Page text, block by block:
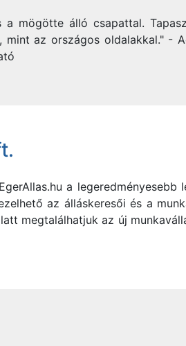
mögötte álló csapattal.
az országos oldalakkal." -
a
az álláskeresői és a
megtalálhatjuk az új